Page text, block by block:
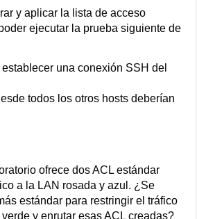
y aplicar la lista de acceso
ejecutar la prueba siguiente de
una conexión SSH del
todos los otros hosts deberían
ofrece dos ACL estándar
a la LAN rosada y azul. ¿Se
estándar para restringir el tráfico
y enrutar esas ACL creadas?